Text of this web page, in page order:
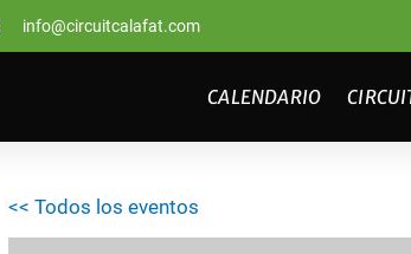
info@circuitcalafat.com
CALENDARIO
<< Todos los eventos